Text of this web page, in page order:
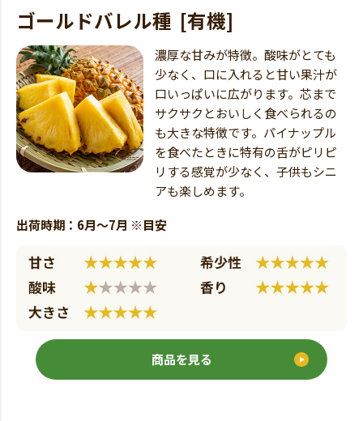
ゴールドバレル種 [有機]
濃厚な甘みが特徴。酸味がとても
少なく、口に入れると甘い果汁が
口いっぱいに広がります。芯まで
サクサクとおいしく食べられるの
も大きな特徴です。パイナップル
を食べたときに特有の舌がピリピ
リする感覚が少なく、子供もシニ
アも楽しめます。
出荷時期：6月～7月 ※目安
商品を見る